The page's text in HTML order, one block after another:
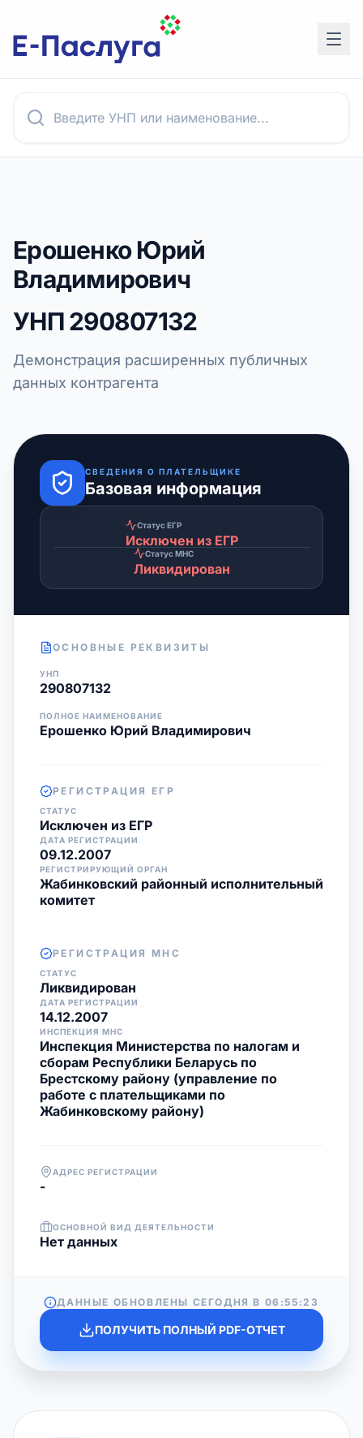
Ерошенко Юрий
Владимирович
УНП290807132
Демонстрация расширенных публичных
данных контрагента
СВЕДЕНИЯ О ПЛАТЕЛЬЩИКЕ
Базовая информация
Статус ЕГР
Исключен из ЕГР
Статус МНС
Ликвидирован
ОСНОВНЫЕ РЕКВИЗИТЫ
УНП
290807132
ПОЛНОЕ НАИМЕНОВАНИЕ
Ерошенко Юрий Владимирович
РЕГИСТРАЦИЯ ЕГР
СТАТУС
Исключен из ЕГР
ДАТА РЕГИСТРАЦИИ
09.12.2007
РЕГИСТРИРУЮЩИЙ ОРГАН
Жабинковский районный исполнительный
комитет
РЕГИСТРАЦИЯ МНС
СТАТУС
Ликвидирован
ДАТА РЕГИСТРАЦИИ
14.12.2007
ИНСПЕКЦИЯ МНС
Инспекция Министерства по налогам и
сборам Республики Беларусь по
Брестскому району (управление по
работе с плательщиками по
Жабинковскому району)
АДРЕС РЕГИСТРАЦИИ
-
ОСНОВНОЙ ВИД ДЕЯТЕЛЬНОСТИ
Нет данных
ДАННЫЕ ОБНОВЛЕНЫ СЕГОДНЯ В 06:55:23
ПОЛУЧИТЬ ПОЛНЫЙ PDF-ОТЧЕТ